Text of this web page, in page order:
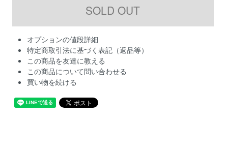
オプションの値段詳細
特定商取引法に基づく表記（返品等）
この商品を友達に教える
この商品について問い合わせる
買い物を続ける